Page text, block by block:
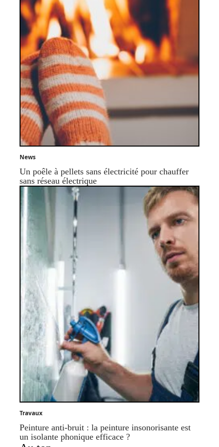
News
Un poêle à pellets sans électricité pour chauffer
sans réseau électrique
Travaux
Peinture anti-bruit : la peinture insonorisante est
un isolante phonique efficace ?